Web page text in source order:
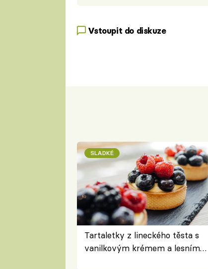
Vstoupit do diskuze
SLADKÉ
Tartaletky z lineckého těsta s
vanilkovým krémem a lesním